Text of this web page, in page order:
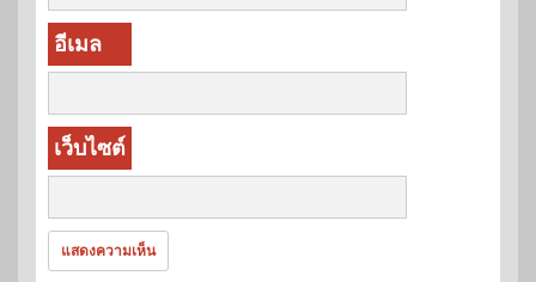
อีเมล
เว็บไซต์